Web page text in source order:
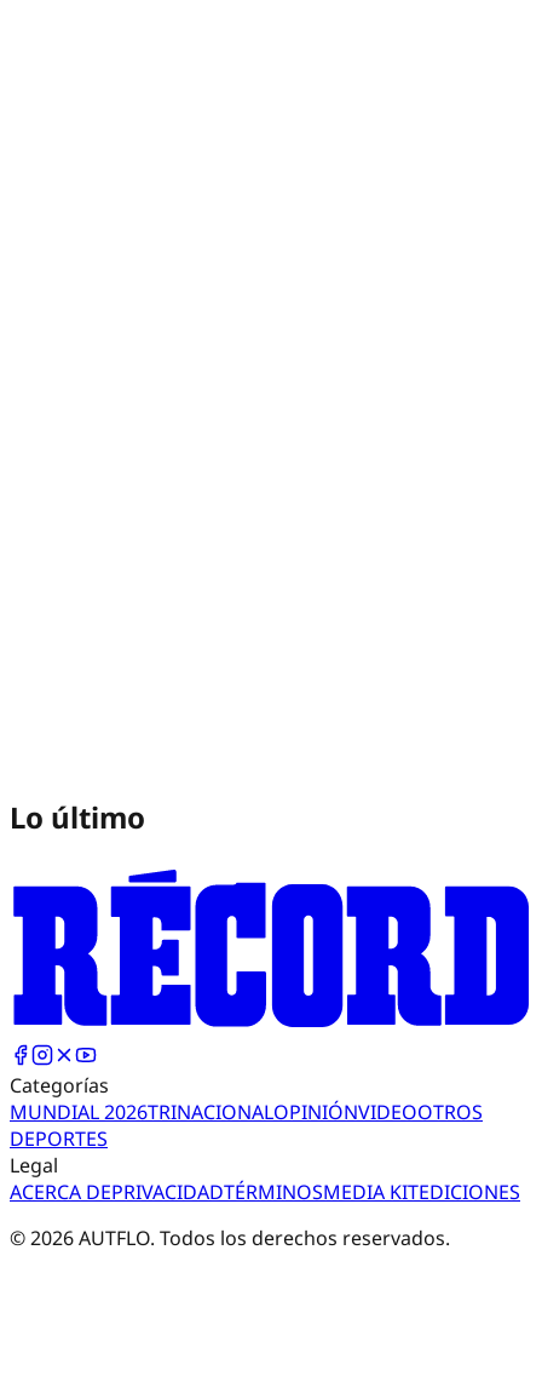
Lo último
Categorías
MUNDIAL 2026TRINACIONALOPINIÓNVIDEOOTROS
DEPORTES
Legal
ACERCA DEPRIVACIDADTÉRMINOSMEDIA KITEDICIONES
©2026AUTFLO. Todos los derechos reservados.